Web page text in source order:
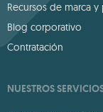
Recursos de marca y
Blog corporativo
Contratación
NUESTROS